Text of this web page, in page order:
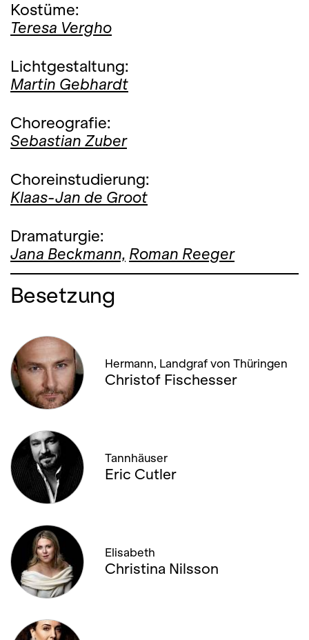
Kostüme:
Teresa Vergho
Lichtgestaltung:
Martin Gebhardt
Choreografie:
Sebastian Zuber
Choreinstudierung:
Klaas-Jan de Groot
Dramaturgie:
Jana Beckmann, Roman Reeger
Besetzung
Hermann, Landgraf von Thüringen
Christof Fischesser
Tannhäuser
Eric Cutler
Elisabeth
Christina Nilsson